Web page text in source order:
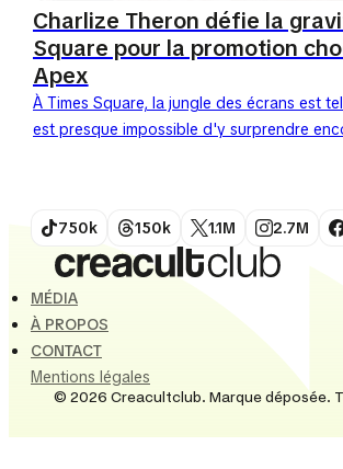
Charlize Theron défie la
Square pour la promotion
Apex
À Times Square, la jungle des écrans est
est presque impossible d'y surprendre
750k 150k 1.1M 2.7M
MÉDIA
À PROPOS
CONTACT
Mentions légales
© 2026 Creacultclub. Marque déposée.